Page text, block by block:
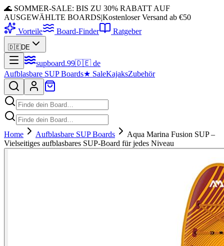
🌊 SOMMER-SALE: BIS ZU 30% RABATT AUF
AUSGEWÄHLTE BOARDS|Kostenloser Versand ab €50
Vorteile
Board-Finder Ratgeber
🇩🇪DE
supboard.99🇩🇪 de
Aufblasbare SUP Boards★ SaleKajaksZubehör
Home Aufblasbare SUP Boards
Aqua Marina Fusion SUP –
Vielseitiges aufblasbares SUP-Board für jedes Niveau